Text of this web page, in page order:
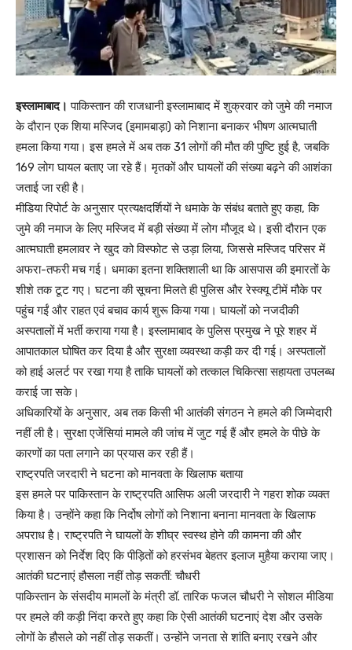
इस्लामाबाद। पाकिस्तान की राजधानी इस्लामाबाद में शुक्रवार को जुमे की नमाज
के दौरान एक शिया मस्जिद (इमामबाड़ा) को निशाना बनाकर भीषण आत्मघाती
हमला किया गया। इस हमले में अब तक 31 लोगों की मौत की पुष्टि हुई है, जबकि
169 लोग घायल बताए जा रहे हैं। मृतकों और घायलों की संख्या बढ़ने की आशंका
जताई जा रही है।
मीडिया रिपोर्ट के अनुसार प्रत्यक्षदर्शियों ने धमाके के संबंध बताते हुए कहा, कि
जुमे की नमाज के लिए मस्जिद में बड़ी संख्या में लोग मौजूद थे। इसी दौरान एक
आत्मघाती हमलावर ने खुद को विस्फोट से उड़ा लिया, जिससे मस्जिद परिसर में
अफरा-तफरी मच गई। धमाका इतना शक्तिशाली था कि आसपास की इमारतों के
शीशे तक टूट गए। घटना की सूचना मिलते ही पुलिस और रेस्क्यू टीमें मौके पर
पहुंच गईं और राहत एवं बचाव कार्य शुरू किया गया। घायलों को नजदीकी
अस्पतालों में भर्ती कराया गया है। इस्लामाबाद के पुलिस प्रमुख ने पूरे शहर में
आपातकाल घोषित कर दिया है और सुरक्षा व्यवस्था कड़ी कर दी गई। अस्पतालों
को हाई अलर्ट पर रखा गया है ताकि घायलों को तत्काल चिकित्सा सहायता उपलब्ध
कराई जा सके।
अधिकारियों के अनुसार, अब तक किसी भी आतंकी संगठन ने हमले की जिम्मेदारी
नहीं ली है। सुरक्षा एजेंसियां मामले की जांच में जुट गई हैं और हमले के पीछे के
कारणों का पता लगाने का प्रयास कर रही हैं।
राष्ट्रपति जरदारी ने घटना को मानवता के खिलाफ बताया
इस हमले पर पाकिस्तान के राष्ट्रपति आसिफ अली जरदारी ने गहरा शोक व्यक्त
किया है। उन्होंने कहा कि निर्दोष लोगों को निशाना बनाना मानवता के खिलाफ
अपराध है। राष्ट्रपति ने घायलों के शीघ्र स्वस्थ होने की कामना की और
प्रशासन को निर्देश दिए कि पीड़ितों को हरसंभव बेहतर इलाज मुहैया कराया जाए।
आतंकी घटनाएं हौसला नहीं तोड़ सकतीं: चौधरी
पाकिस्तान के संसदीय मामलों के मंत्री डॉ. तारिक फजल चौधरी ने सोशल मीडिया
पर हमले की कड़ी निंदा करते हुए कहा कि ऐसी आतंकी घटनाएं देश और उसके
लोगों के हौसले को नहीं तोड़ सकतीं। उन्होंने जनता से शांति बनाए रखने और